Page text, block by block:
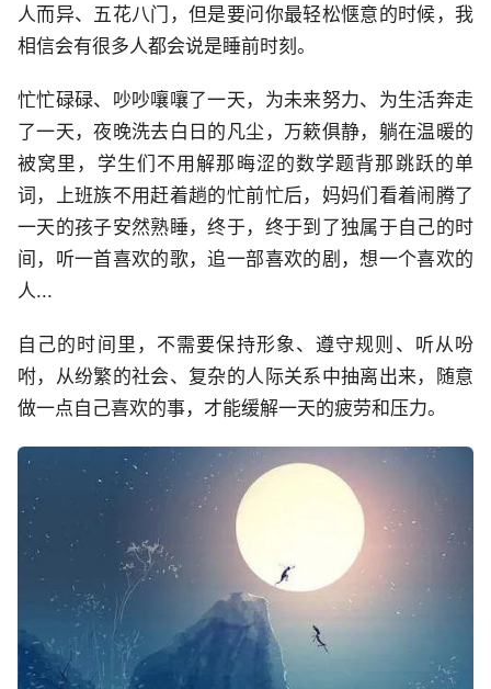
人而异、五花八门，但是要问你最轻松惬意的时候，我
相信会有很多人都会说是睡前时刻。
忙忙碌碌、吵吵嚷嚷了一天，为未来努力、为生活奔走
了一天，夜晚洗去白日的凡尘，万簌俱静，躺在温暖的
被窝里，学生们不用解那晦涩的数学题背那跳跃的单
词，上班族不用赶着趟的忙前忙后，妈妈们看着闹腾了
一天的孩子安然熟睡，终于，终于到了独属于自己的时
间，听一首喜欢的歌，追一部喜欢的剧，想一个喜欢的
人...
自己的时间里，不需要保持形象、遵守规则、听从吩
咐，从纷繁的社会、复杂的人际关系中抽离出来，随意
做一点自己喜欢的事，才能缓解一天的疲劳和压力。